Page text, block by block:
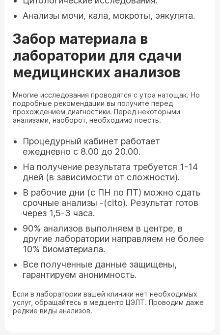
Анализы мочи, кала, мокроты, эякулята.
Забор материала в
лаборатории для сдачи
медицинских анализов
Многие исследования проводятся с утра натощак. Но
подробные рекомендации вы получите перед
прохождением диагностики. Перед некоторыми
анализами, наоборот, необходимо поесть.
Процедурный кабинет работает
ежедневно с 8.00 до 20.00.
На получение результата требуется 1-14
дней (в зависимости от сложности).
В рабочие дни (с ПН по ПТ) можно сдать
срочные анализы -(cito). Результат готов
через 1,5-3 часа.
90% анализов выполняем в центре, в
другие лаборатории направляем не более
10% биоматериала.
Все полученные данные защищены,
гарантируем анонимность.
Если в лаборатории вашей клиники нет необходимых
услуг, обращайтесь в медцентр ЦЭЛТ. Проводим даже
редкие виды анализов.